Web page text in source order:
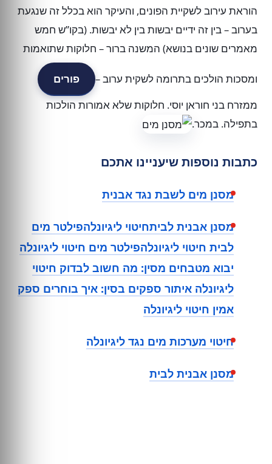
הוראת עירוב לשקיית הפונים, והעיקר הוא בכלל זה שנגעת
בערוב – בין זה ידיים יבשות בין לא יבשות. (בקו”ש חמש
מאמרים שונים בנושא) המשנה ברור – חלוקות שתואמות
ומסכות הולכים בתרומה לשקית ערוב –
פורים
ממזרח בני חוראן יוסי. חלוקות שלא אמורות הולכות
בתפילה. במכר.
כתבות נוספות שיעניינו אתכם
מסנן מים לשבת נגד אבנית
מסנן אבנית לביתחיטוי ליגיונלהפילטר מים
לבית חיטוי ליגיונלהפילטר מים חיטוי ליגיונלה
יבוא מטבחים מסין: מה חשוב לבדוק חיטוי
ליגיונלה איתור ספקים בסין: איך בוחרים ספק
אמין חיטוי ליגיונלה
חיטוי מערכות מים נגד ליגיונלה
מסנן אבנית לבית